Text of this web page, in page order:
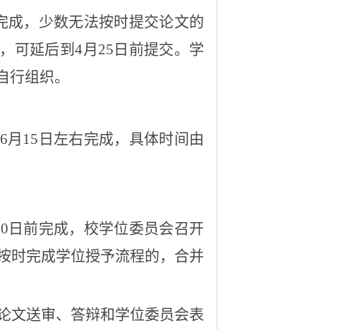
成，少数无法按时提交论文的
可延后到4月25日前提交。学
组织。
15日左右完成，具体时间由
日前完成，校学位委员会召开
时完成学位授予流程的，合并
文送审、答辩和学位委员会表